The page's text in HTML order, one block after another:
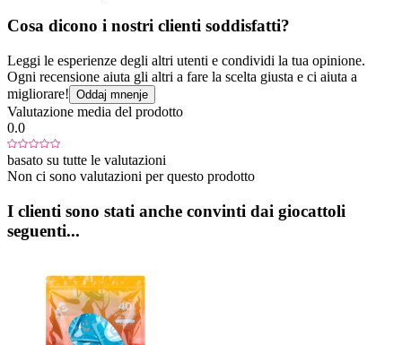
Cosa dicono i nostri clienti soddisfatti?
Leggi le esperienze degli altri utenti e condividi la tua opinione.
Ogni recensione aiuta gli altri a fare la scelta giusta e ci aiuta a
migliorare! Oddaj mnenje
Valutazione media del prodotto
0.0
basato su tutte le valutazioni
Non ci sono valutazioni per questo prodotto
I clienti sono stati anche convinti dai giocattoli
seguenti...